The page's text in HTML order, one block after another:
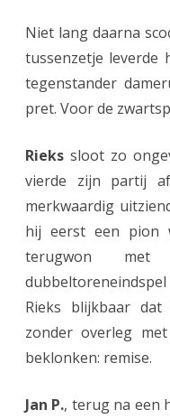
g
n
n
e
n
B
e
Niet lang daarna
tussenzetje leverde
tegenstander
pret. Voor de
Rieks sloot zo
vierde zijn partij
merkwaardig
hij eerst een pion
terugwon
Rieks blijkbaar
zonder overleg
beklonken: remise.
Jan P., terug na een